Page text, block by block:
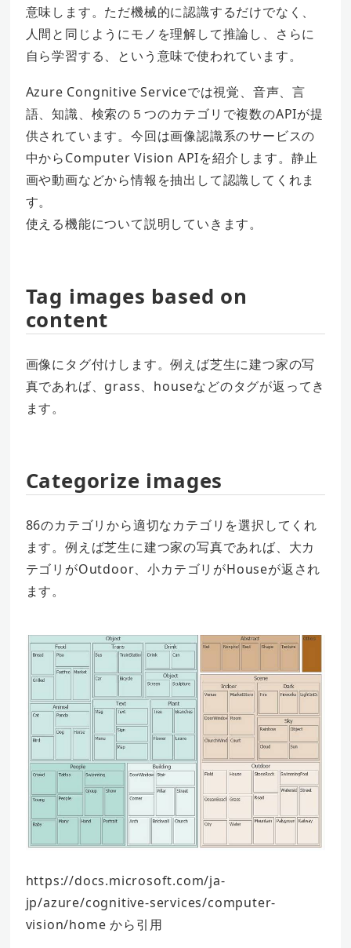
意味します。ただ機械的に認識するだけでなく、
人間と同じようにモノを理解して推論し、さらに
自ら学習する、という意味で使われています。
Azure Congnitive Serviceでは視覚、音声、言
語、知識、検索の５つのカテゴリで複数のAPIが提
供されています。今回は画像認識系のサービスの
中からComputer Vision APIを紹介します。静止
画や動画などから情報を抽出して認識してくれま
す。
使える機能について説明していきます。
Tag images based on
content
画像にタグ付けします。例えば芝生に建つ家の写
真であれば、grass、houseなどのタグが返ってき
ます。
Categorize images
86のカテゴリから適切なカテゴリを選択してくれ
ます。例えば芝生に建つ家の写真であれば、大カ
テゴリがOutdoor、小カテゴリがHouseが返され
ます。
https://docs.microsoft.com/ja-
jp/azure/cognitive-services/computer-
vision/home から引用